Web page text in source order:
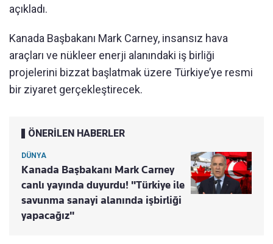
açıkladı.
Kanada Başbakanı Mark Carney, insansız hava
araçları ve nükleer enerji alanındaki iş birliği
projelerini bizzat başlatmak üzere Türkiye’ye resmi
bir ziyaret gerçekleştirecek.
ÖNERİLEN HABERLER
DÜNYA
Kanada Başbakanı Mark Carney
canlı yayında duyurdu! "Türkiye ile
savunma sanayi alanında işbirliği
yapacağız"